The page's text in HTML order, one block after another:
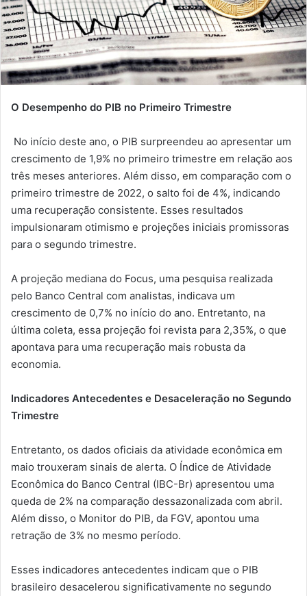
O Desempenho do PIB no Primeiro Trimestre
No início deste ano, o PIB surpreendeu ao apresentar um
crescimento de 1,9% no primeiro trimestre em relação aos
três meses anteriores. Além disso, em comparação com o
primeiro trimestre de 2022, o salto foi de 4%, indicando
uma recuperação consistente. Esses resultados
impulsionaram otimismo e projeções iniciais promissoras
para o segundo trimestre.
A projeção mediana do Focus, uma pesquisa realizada
pelo Banco Central com analistas, indicava um
crescimento de 0,7% no início do ano. Entretanto, na
última coleta, essa projeção foi revista para 2,35%, o que
apontava para uma recuperação mais robusta da
economia.
Indicadores Antecedentes e Desaceleração no Segundo
Trimestre
Entretanto, os dados oficiais da atividade econômica em
maio trouxeram sinais de alerta. O Índice de Atividade
Econômica do Banco Central (IBC-Br) apresentou uma
queda de 2% na comparação dessazonalizada com abril.
Além disso, o Monitor do PIB, da FGV, apontou uma
retração de 3% no mesmo período.
Esses indicadores antecedentes indicam que o PIB
brasileiro desacelerou significativamente no segundo